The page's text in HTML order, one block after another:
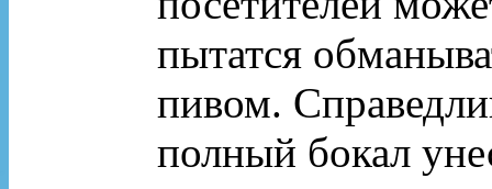
пытатся
пивом.
полный бокал